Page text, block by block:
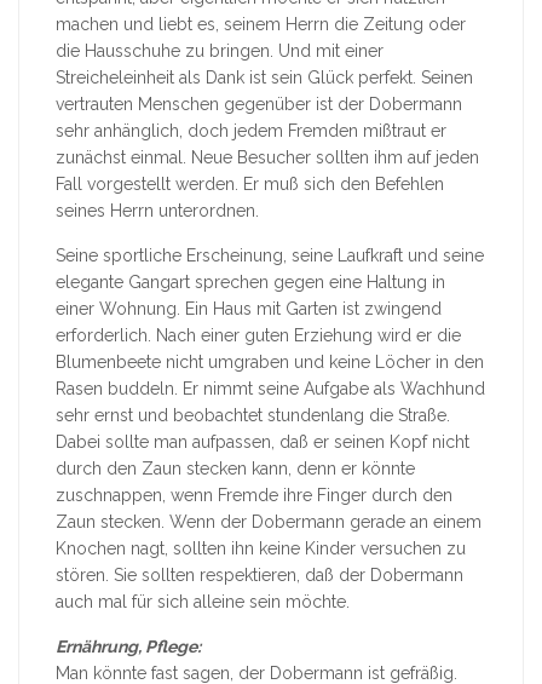
machen und liebt es, seinem Herrn die Zeitung oder
die Hausschuhe zu bringen. Und mit einer
Streicheleinheit als Dank ist sein Glück perfekt. Seinen
vertrauten Menschen gegenüber ist der Dobermann
sehr anhänglich, doch jedem Fremden mißtraut er
zunächst einmal. Neue Besucher sollten ihm auf jeden
Fall vorgestellt werden. Er muß sich den Befehlen
seines Herrn unterordnen.
Seine sportliche Erscheinung, seine Laufkraft und seine
elegante Gangart sprechen gegen eine Haltung in
einer Wohnung. Ein Haus mit Garten ist zwingend
erforderlich. Nach einer guten Erziehung wird er die
Blumenbeete nicht umgraben und keine Löcher in den
Rasen buddeln. Er nimmt seine Aufgabe als Wachhund
sehr ernst und beobachtet stundenlang die Straße.
Dabei sollte man aufpassen, daß er seinen Kopf nicht
durch den Zaun stecken kann, denn er könnte
zuschnappen, wenn Fremde ihre Finger durch den
Zaun stecken. Wenn der Dobermann gerade an einem
Knochen nagt, sollten ihn keine Kinder versuchen zu
stören. Sie sollten respektieren, daß der Dobermann
auch mal für sich alleine sein möchte.
Ernährung, Pflege:
Man könnte fast sagen, der Dobermann ist gefräßig.